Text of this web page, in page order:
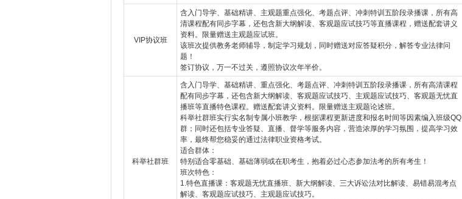
VIP协议班
含入门导学、基础精讲、主观题重点强化、考题点评、冲刺特训五阶段录播课，所有高
清课程配有同步字幕，还包含新大纲解读、客观题应试技巧等直播课程，赠送配套讲义
资料。限量赠送主观题应试班。
该班次提供教务老师辅导，制定学习规划，同时赠送对应答疑积分，解答专业法律问
题！
签订协议，万一不过关，遵照协议次年半价。
科举社群班
含入门导学、基础精讲、重点强化、考题点评、冲刺特训五阶段录播课，所有高清课程
配有同步字幕，还包含新大纲解读、客观题应试技巧、主观题应试技巧、客观题无忧直
播班等直播特色课程。赠送配套讲义资料。限量赠送主观题论述班。
科举社群班实行实名制专属小班教学，根据课程更新进度和报名时间等因素编入班级QQ
群；同时还包括专业答疑、直播、督学等服务内容，营造浓厚的学习氛围，提高学习效
率，最终帮您稳妥的通过法律职业资格考试。
适合群体：
特别适合零基础、基础薄弱或在职考生，抱着必过心态参加法考的所有考生！
班次特色：
1.特色直播课：客观题无忧直播班、新大纲解读、三大诉讼法对比解读、易错易混考点
解读、客观题应试技巧、主观题应试技巧。